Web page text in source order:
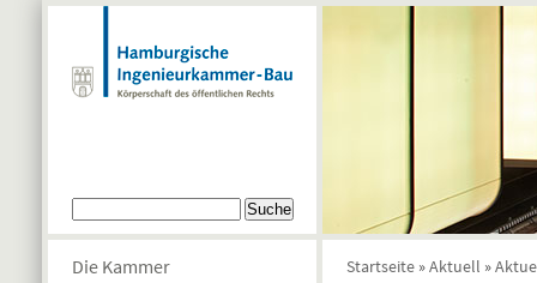
Direkt zum Inhalt
Suchformular
Die Kammer Startseite »Aktuell »